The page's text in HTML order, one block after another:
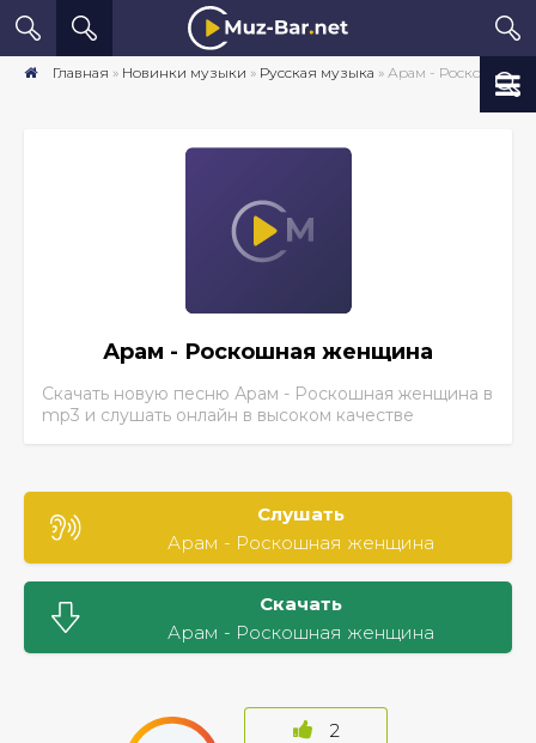
Главная » Новинки музыки » Русская музыка » Арам - Роскошная женщина скачать песню бесплатно mp3 в хорошем качестве
Арам - Роскошная женщина
Скачать новую песню Арам - Роскошная женщина в
mp3 и слушать онлайн в высоком качестве
Слушать
Арам - Роскошная женщина
Скачать
Арам - Роскошная женщина
2